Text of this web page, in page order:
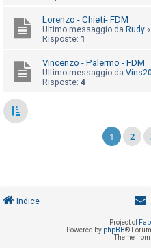
Lorenzo - Chieti- FDM
Ultimo messaggio da Rudy «
Risposte: 1
Vincenzo - Palermo - FDM
Ultimo messaggio da
Risposte: 4
1 2
Indice
Project of
Powered by phpBB®
Theme from